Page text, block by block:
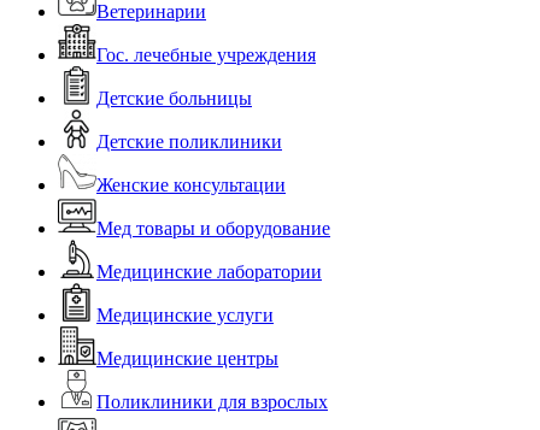
Ветеринарии
Гос. лечебные учреждения
Детские больницы
Детские поликлиники
Женские консультации
Мед товары и оборудование
Медицинские лаборатории
Медицинские услуги
Медицинские центры
Поликлиники для взрослых